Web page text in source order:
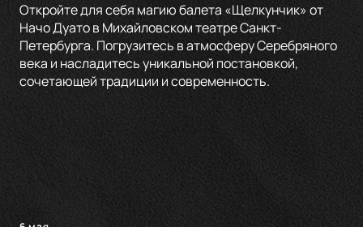
Откройте для себя магию балета «Щелкунчик» от
Начо Дуато в Михайловском театре Санкт-
Петербурга. Погрузитесь в атмосферу Серебряного
века и насладитесь уникальной постановкой,
сочетающей традиции и современность.